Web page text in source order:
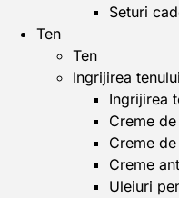
Seturi
Ten
Ten
Ingrijirea tenului
Ingrijirea
Creme
Creme
Creme
Uleiuri